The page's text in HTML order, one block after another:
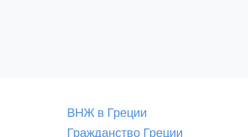
ВНЖ в Греции
Гражданство Греции